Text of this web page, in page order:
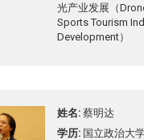
光产业发展（
Sports Tourism
Development）
姓名 蔡明达
学历 国立政治大